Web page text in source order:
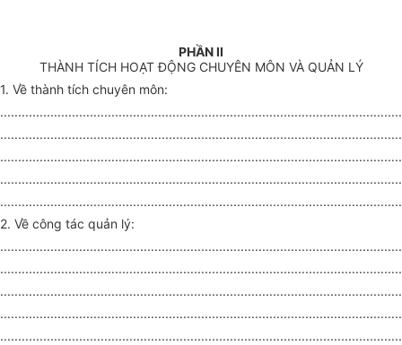
PHẦN II
THÀNH TÍCH HOẠT ĐỘNG CHUYÊN MÔN VÀ QUẢN LÝ
1. Về thành tích chuyên môn:
2. Về công tác quản lý: